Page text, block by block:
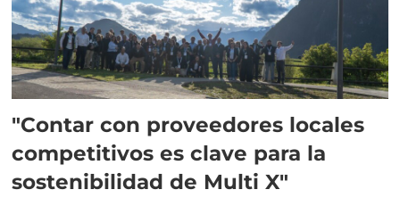
"Contar con proveedores locales
competitivos es clave para la
sostenibilidad de Multi X"